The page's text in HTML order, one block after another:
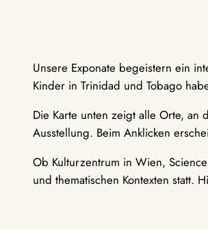
Unsere Exponate begeistern ein
Kinder in Trinidad und Tobago
Die Karte unten zeigt alle Orte, an
Ausstellung. Beim Anklicken
Ob Kulturzentrum in Wien,
und thematischen Kontexten statt.